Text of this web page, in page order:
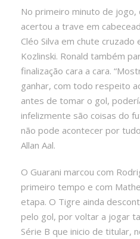
No primeiro minuto de jogo,
acertou a trave em
Cléo Silva em chute
Kozlinski. Ronald também
finalização cara a cara.
ganhar, com todo respeito
antes de tomar o gol,
infelizmente são coisas do
não pode acontecer por
Allan Aal.
O Guarani marcou com
primeiro tempo e com
etapa. O Tigre ainda
pelo gol, por voltar a jogar
Série B que inicio de titular,